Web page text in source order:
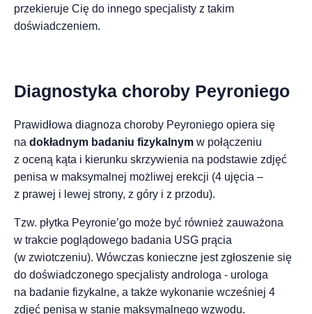
przekieruje Cię do innego specjalisty z takim
doświadczeniem.
Diagnostyka choroby Peyroniego
Prawidłowa diagnoza choroby Peyroniego opiera się
na dokładnym badaniu fizykalnym w połączeniu
z oceną kąta i kierunku skrzywienia na podstawie zdjęć
penisa w maksymalnej możliwej erekcji (4 ujęcia –
z prawej i lewej strony, z góry i z przodu).
Tzw. płytka Peyronie’go może być również zauważona
w trakcie poglądowego badania USG prącia
(w zwiotczeniu). Wówczas konieczne jest zgłoszenie się
do doświadczonego specjalisty androloga - urologa
na badanie fizykalne, a także wykonanie wcześniej 4
zdjęć penisa w stanie maksymalnego wzwodu.